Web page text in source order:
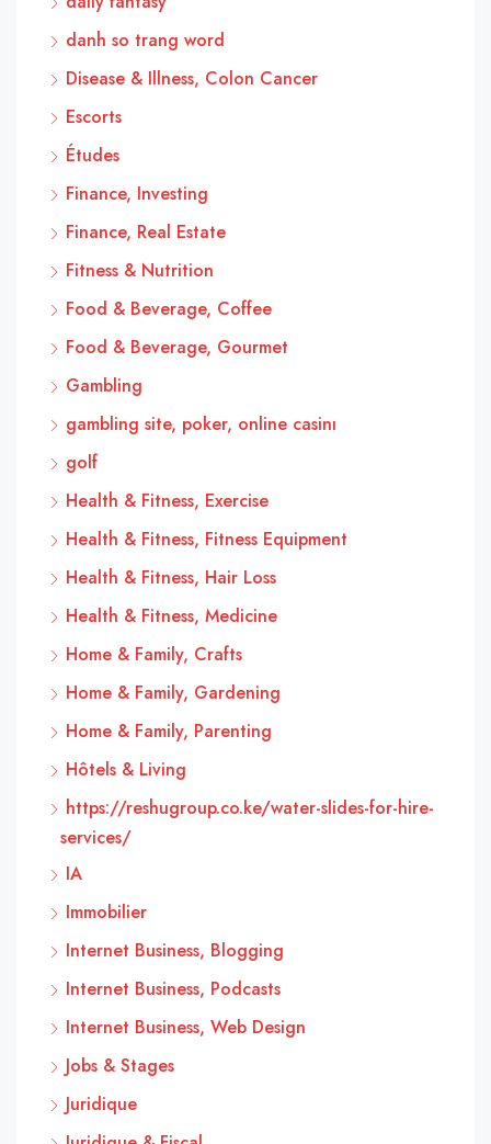
danh so trang word
Disease & Illness, Colon Cancer
Escorts
Études
Finance, Investing
Finance, Real Estate
Fitness & Nutrition
Food & Beverage, Coffee
Food & Beverage, Gourmet
Gambling
gambling site, poker, online casinı
golf
Health & Fitness, Exercise
Health & Fitness, Fitness Equipment
Health & Fitness, Hair Loss
Health & Fitness, Medicine
Home & Family, Crafts
Home & Family, Gardening
Home & Family, Parenting
Hôtels & Living
https://reshugroup.co.ke/water-slides-for-hire-
services/
IA
Immobilier
Internet Business, Blogging
Internet Business, Podcasts
Internet Business, Web Design
Jobs & Stages
Juridique